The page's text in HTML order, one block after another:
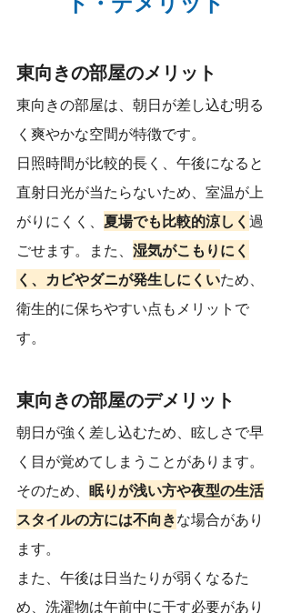
東向きの部屋のメリット
東向きの部屋は、朝日が差し込む明る
く爽やかな空間が特徴です。
日照時間が比較的長く、午後になると
直射日光が当たらないため、室温が上
がりにくく、 夏場でも比較的涼しく 過
ごせます。また、 湿気がこもりにく
く、カビやダニが発生しにくいため、
衛生的に保ちやすい点もメリットで
す。
東向きの部屋のデメリット
朝日が強く差し込むため、眩しさで早
く目が覚めてしまうことがあります。
そのため、 眠りが浅い方や夜型の生活
スタイルの方には不向きな場合があり
ます。
また、午後は日当たりが弱くなるた
め、洗濯物は午前中に干す必要があり